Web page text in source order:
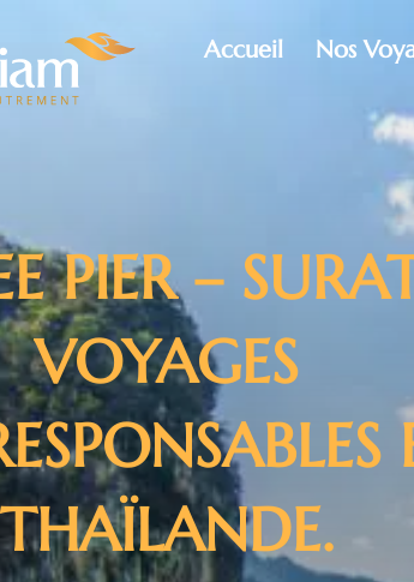
Accueil Nos
PIER –
VOYAGES
THAÏLANDE.